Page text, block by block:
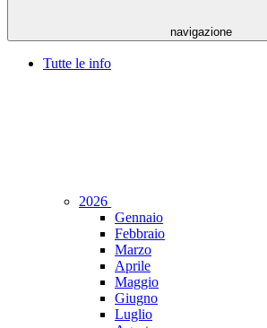
navigazione
Tutte le info
2026
Gennaio
Febbraio
Marzo
Aprile
Maggio
Giugno
Luglio